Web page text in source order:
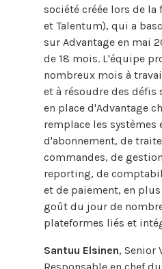
société créée lors de
et Talentum), qui a
sur Advantage en mai
de 18 mois. L'équipe
nombreux mois à
et à résoudre des
en place d'Advantage
remplace les
d'abonnement, de
commandes, de
reporting, de
et de paiement, en
goût du jour de
plateformes liés et
Santuu Elsinen, Senior